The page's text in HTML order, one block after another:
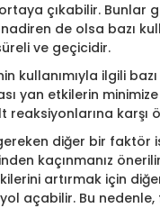
çıkabilir.
de olsa bazı
ve geçicidir.
kullanımıyla ilgili
yan etkilerin
karşı
diğer bir
kaçınmanız
artırmak için
açabilir. Bu